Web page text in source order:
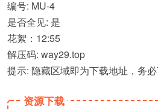
编号: MU-4
是否全见: 是
花絮：12:55
解压码: way29.top
提示: 隐藏区域即为下载地址，务
资源下载